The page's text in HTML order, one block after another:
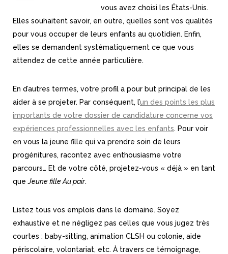
vous avez choisi les États-Unis.
Elles souhaitent savoir, en outre, quelles sont vos qualités
pour vous occuper de leurs enfants au quotidien. Enfin,
elles se demandent systématiquement ce que vous
attendez de cette année particulière.
En d’autres termes, votre profil a pour but principal de les
aider à se projeter. Par conséquent, l’un des points les plus
importants de votre dossier de candidature concerne vos
expériences professionnelles avec les enfants. Pour voir
en vous la jeune fille qui va prendre soin de leurs
progénitures, racontez avec enthousiasme votre
parcours… Et de votre côté, projetez-vous « déjà » en tant
queJeune fille Au pair.
Listez tous vos emplois dans le domaine. Soyez
exhaustive et ne négligez pas celles que vous jugez très
courtes : baby-sitting, animation CLSH ou colonie, aide
périscolaire, volontariat, etc. À travers ce témoignage,